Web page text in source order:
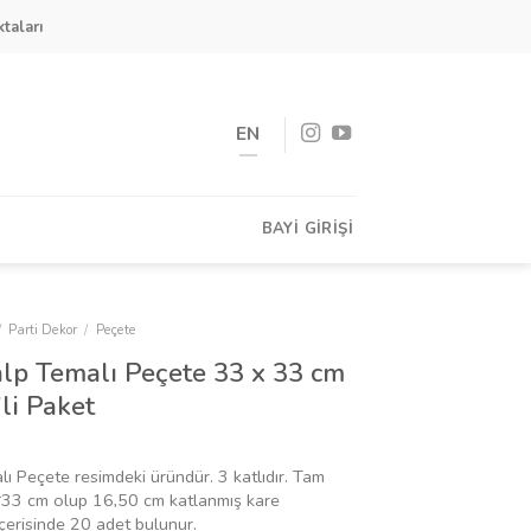
EN
BAYI GIRIŞI
Parti Dekor / Peçete
Temalı Peçete 33 x 33 cm
Paket
Peçete resimdeki üründür. 3 katlıdır. Tam
cm olup 16,50 cm katlanmış kare
20 adet bulunur.